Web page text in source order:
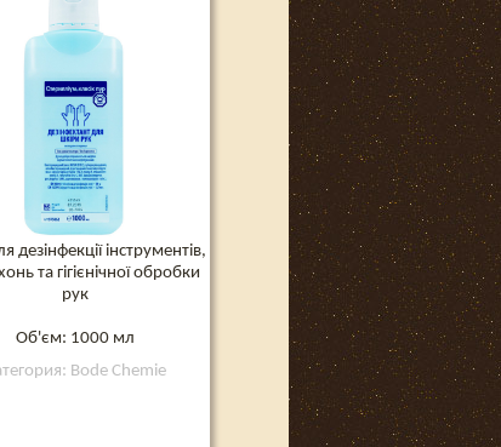
дезінфекції інструментів,
та гігієнічної обробки
рук
Об'єм: 1000 мл
Bode Chemie